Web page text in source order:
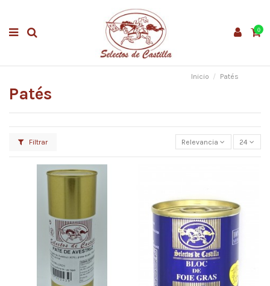
0
Inicio Patés
Patés
Filtrar Relevancia 24